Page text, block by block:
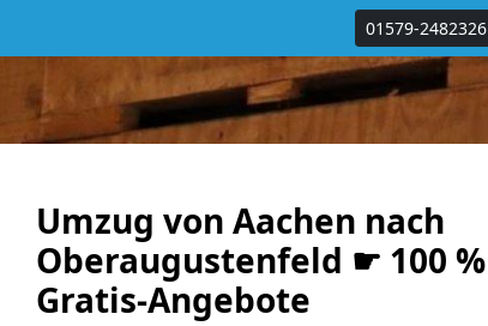
01579-2482326
Umzug von Aachen nach
Oberaugustenfeld ☛ 100 %
Gratis-Angebote